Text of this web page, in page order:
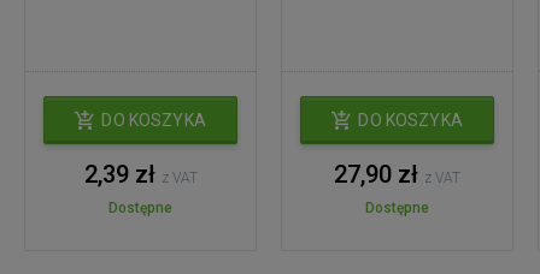
DO KOSZYKA
2,39 zł z VAT
Dostępne
DO KOSZYKA
27,90 zł z VAT
Dostępne